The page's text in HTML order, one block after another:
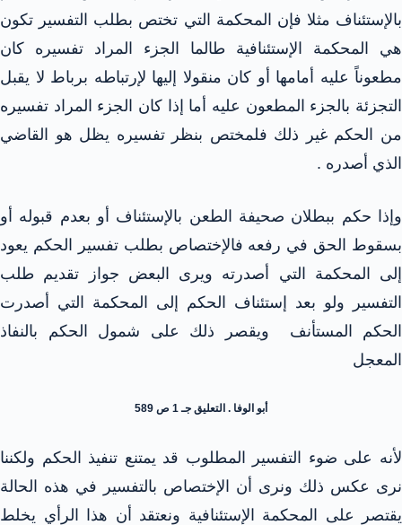
بالإستئناف مثلا فإن المحكمة التي تختص بطلب التفسير تكون
هي المحكمة الإستئنافية طالما الجزء المراد تفسيره كان
مطعوناً عليه أمامها أو كان منقولا إليها لإرتباطه برباط لا يقبل
التجزئة بالجزء المطعون عليه أما إذا كان الجزء المراد تفسيره
من الحكم غير ذلك فلمختص بنظر تفسيره يظل هو القاضي
الذي أصدره .
وإذا حكم ببطلان صحيفة الطعن بالإستئناف أو بعدم قبوله أو
بسقوط الحق في رفعه فالإختصاص بطلب تفسير الحكم يعود
إلى المحكمة التي أصدرته ويرى البعض جواز تقديم طلب
التفسير ولو بعد إستئناف الحكم إلى المحكمة التي أصدرت
الحكم المستأنف ويقصر ذلك على شمول الحكم بالنفاذ
المعجل
أبو الوفا . التعليق جـ 1 ص 589
لأنه على ضوء التفسير المطلوب قد يمتنع تنفيذ الحكم ولكننا
نرى عكس ذلك ونرى أن الإختصاص بالتفسير في هذه الحالة
يقتصر على المحكمة الإستئنافية ونعتقد أن هذا الرأي يخلط